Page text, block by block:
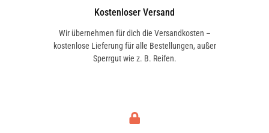
Kostenloser Versand
Wir übernehmen für dich die Versandkosten –
kostenlose Lieferung für alle Bestellungen, außer
Sperrgut wie z. B. Reifen.